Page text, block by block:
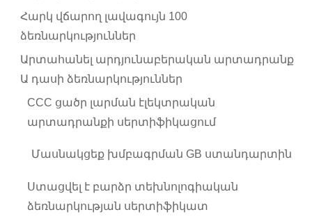
Հարկ վճարող լավագույն 100
ձեռնարկություններ
Արտահանել արդյունաբերական արտադրանք
Ա դասի ձեռնարկություններ
CCC ցածր լարման էլեկտրական
արտադրանքի սերտիֆիկացում
Մասնակցեք խմբագրման GB ստանդարտին
Ստացվել է բարձր տեխնոլոգիական
ձեռնարկության սերտիֆիկատ